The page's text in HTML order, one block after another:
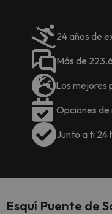
24 años de
Más de
Los mejores
Opciones
Junto a ti 24
Esquí Puente de